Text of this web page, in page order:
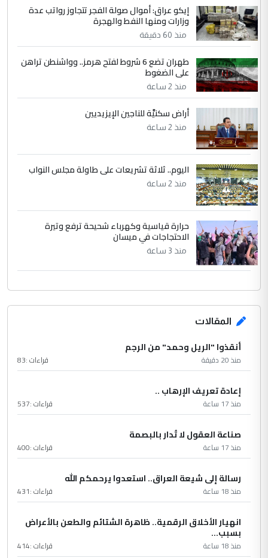
نتشرف بلقاء السيد احمد الصافي في العتبات
الحسنية لزرع ...
الموضوع :
مكتب السيد احمد الصافي : لا يوجود
لدينا اي حساب على الفيس بوك وتويتر
إيكو عراق: أموال صولة الفجر تتجاوز رواتب عدة
وزارات ومنها النفط والهجرة
منذ 60 دقيقة
طهران تضع 6 شروط لفتح هرمز.. وواشنطن تراهن
على الضغوط
منذ 2 ساعة
أراض سكنيَّة للناجين الإيزيديين
منذ 2 ساعة
اليوم.. ثلاثة تشريعات على طاولة مجلس النواب
منذ 2 ساعة
حرارة قياسية وكهرباء شحيحة ترفع وتيرة
الاحتجاجات في ميسان
منذ 3 ساعة
المقالات
أنقذوا "الريل وحمد" من الرجم
منذ 20 دقيقة قراءات :83
إعادة تعريف الإرهاب ..
منذ 17 ساعة قراءات :537
صناعة العقول لا تُدار بالبصمة
منذ 17 ساعة قراءات :400
رسالة إلى شيعة العراق.. استعدوا يرحمكم الله
منذ 18 ساعة قراءات :431
انهيار الأخلاق الرقمية.. ظاهرة الشتائم والطعن بالأعراض
بسبب...
منذ 18 ساعة قراءات :414